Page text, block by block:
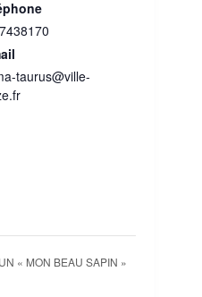
taurus@ville-
« MON BEAU SAPIN »